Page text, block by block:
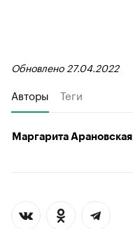
Обновлено 27.04.2022
Авторы Теги
Маргарита Арановская